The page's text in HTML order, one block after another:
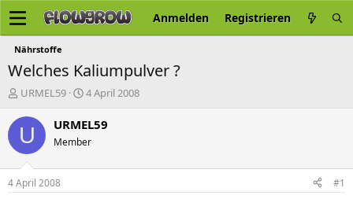
Anmelden Registrieren
Nährstoffe
Welches Kaliumpulver ?
E
s
e
URMEL59
E
s
e
t
4 April 2008
U URMEL59
Member
4 April 2008 #1